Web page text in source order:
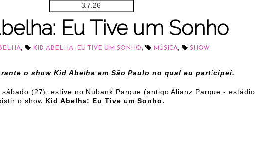
3.7.26
Eu Tive um Sonho
KID ABELHA: EU TIVE UM SONHO MÚSICA SHOW
o show Kid Abelha em São Paulo no qual eu participei.
(27), estive no Nubank Parque (antigo Alianz Parque - estádio
o show Kid Abelha: Eu Tive um Sonho.